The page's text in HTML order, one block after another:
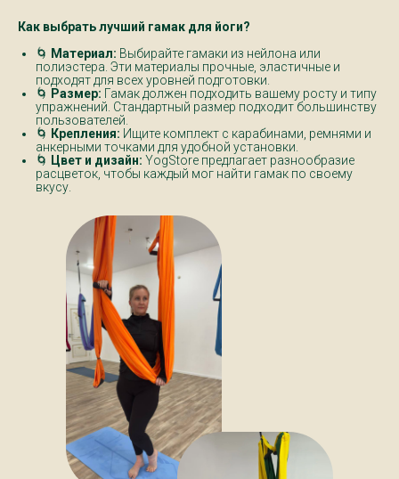
Как выбрать лучший гамак для йоги?
🌀 Материал: Выбирайте гамаки из нейлона или
полиэстера. Эти материалы прочные, эластичные и
подходят для всех уровней подготовки.
🌀 Размер: Гамак должен подходить вашему росту и типу
упражнений. Стандартный размер подходит большинству
пользователей.
🌀 Крепления: Ищите комплект с карабинами, ремнями и
анкерными точками для удобной установки.
🌀 Цвет и дизайн: YogStore предлагает разнообразие
расцветок, чтобы каждый мог найти гамак по своему
вкусу.